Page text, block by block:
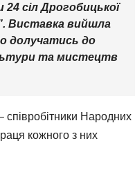
сіл Дрогобицької
Виставка вийшла
долучатись до
та мистецтв
співробітники Народних
кожного з них